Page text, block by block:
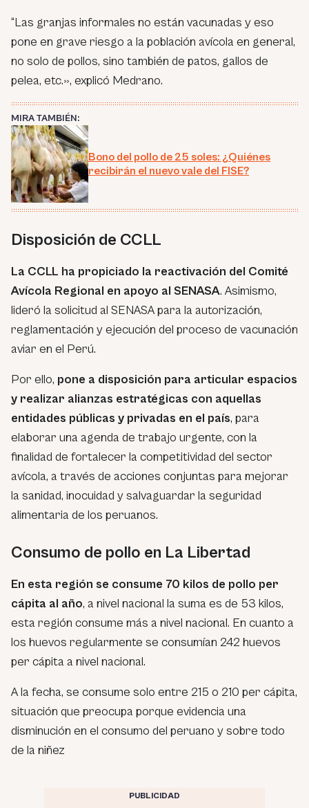
“Las granjas informales no están vacunadas y eso
pone en grave riesgo a la población avícola en general,
no solo de pollos, sino también de patos, gallos de
pelea, etc.», explicó Medrano.
MIRA TAMBIÉN:
Bono del pollo de 25 soles: ¿Quiénes
recibirán el nuevo vale del FISE?
Disposición de CCLL
La CCLL ha propiciado la reactivación del Comité
Avícola Regional en apoyo al SENASA. Asimismo,
lideró la solicitud al SENASA para la autorización,
reglamentación y ejecución del proceso de vacunación
aviar en el Perú.
Por ello, pone a disposición para articular espacios
y realizar alianzas estratégicas con aquellas
entidades públicas y privadas en el país, para
elaborar una agenda de trabajo urgente, con la
finalidad de fortalecer la competitividad del sector
avícola, a través de acciones conjuntas para mejorar
la sanidad, inocuidad y salvaguardar la seguridad
alimentaria de los peruanos.
Consumo de pollo en La Libertad
En esta región se consume 70 kilos de pollo per
cápita al año, a nivel nacional la suma es de 53 kilos,
esta región consume más a nivel nacional. En cuanto a
los huevos regularmente se consumían 242 huevos
per cápita a nivel nacional.
A la fecha, se consume solo entre 215 o 210 per cápita,
situación que preocupa porque evidencia una
disminución en el consumo del peruano y sobre todo
de la niñez
PUBLICIDAD